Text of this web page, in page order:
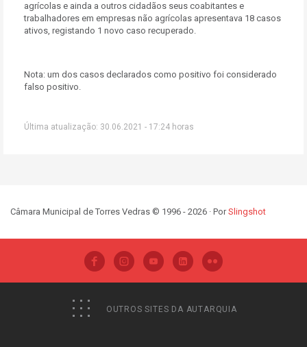
agrícolas e ainda a outros cidadãos seus coabitantes e
trabalhadores em empresas não agrícolas apresentava 18 casos
ativos, registando 1 novo caso recuperado.
Nota: um dos casos declarados como positivo foi considerado
falso positivo.
Última atualização: 30.06.2021 - 17:24 horas
Câmara Municipal de Torres Vedras © 1996 - 2026 · PorSlingshot
OUTROS SITES DA AUTARQUIA